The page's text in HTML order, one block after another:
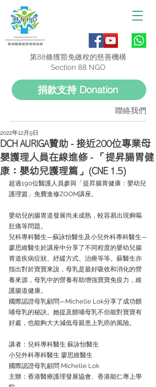
聯絡我們
捐款支持 Donation
第88條獲豁免繳稅的慈善機構
Section 88 NGO
DCH AURIGA贊助 - 接近200位專業母
嬰護理人員在線進修 - 「提昇腸胃健
康：嬰幼兒護理篇」(CNE 1.5)
2022年12月9日
超過190位醫護人員參與「提昇腸胃健康：嬰幼兒
護理篇」免費進修ZOOM講座。
嬰幼兒的腸胃道發展尚未成熟，較容易出現痾嘔
肚痛等問題。
兒科專科醫生—蘇詠怡醫生及小兒外科專科醫生—
廖思維醫生於講座中分享了不同程度的嬰幼兒腸
胃道疾病症狀、紓緩方式、治療等等。蘇醫生亦
指出對於寶寶來說，母乳是最好吸收和消化的營
養來源，母乳中的營養有助增強寶寶免疫力，維
護腸道健康。
國際認證母乳顧問—Michelle Lok分享了成功餵
哺母乳的秘訣。她提及餵哺母乳不但能對寶寶有
好處，也能夠大大減低母親患上乳癌的風險。
講者：兒科專科醫生 蘇詠怡醫生
小兒外科專科醫生 廖思維醫生
國際認證母乳顧問 Michelle Lok
主辦：香港醫療護理發展協會、香港能仁專上學